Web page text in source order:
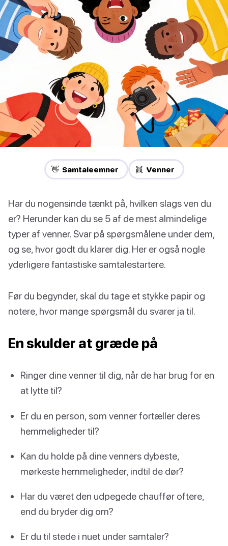
👋 Samtaleemner 👯 Venner
Har du nogensinde tænkt på, hvilken slags ven du
er? Herunder kan du se 5 af de mest almindelige
typer af venner. Svar på spørgsmålene under dem,
og se, hvor godt du klarer dig. Her er også nogle
yderligere fantastiske samtalestartere.
Før du begynder, skal du tage et stykke papir og
notere, hvor mange spørgsmål du svarer ja til.
En skulder at græde på
Ringer dine venner til dig, når de har brug for en
at lytte til?
Er du en person, som venner fortæller deres
hemmeligheder til?
Kan du holde på dine venners dybeste,
mørkeste hemmeligheder, indtil de dør?
Har du været den udpegede chauffør oftere,
end du bryder dig om?
Er du til stede i nuet under samtaler?